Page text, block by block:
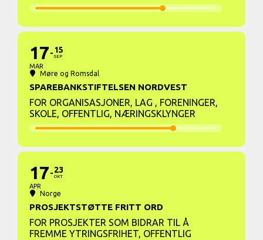
17
MAR
15
SEP
Møre og Romsdal
SPAREBANKSTIFTELSEN NORDVEST
FOR ORGANISASJONER, LAG , FORENINGER,
SKOLE, OFFENTLIG, NÆRINGSKLYNGER
17
APR
23
OKT
Norge
PROSJEKTSTØTTE FRITT ORD
FOR PROSJEKTER SOM BIDRAR TIL Å
FREMME YTRINGSFRIHET, OFFENTLIG